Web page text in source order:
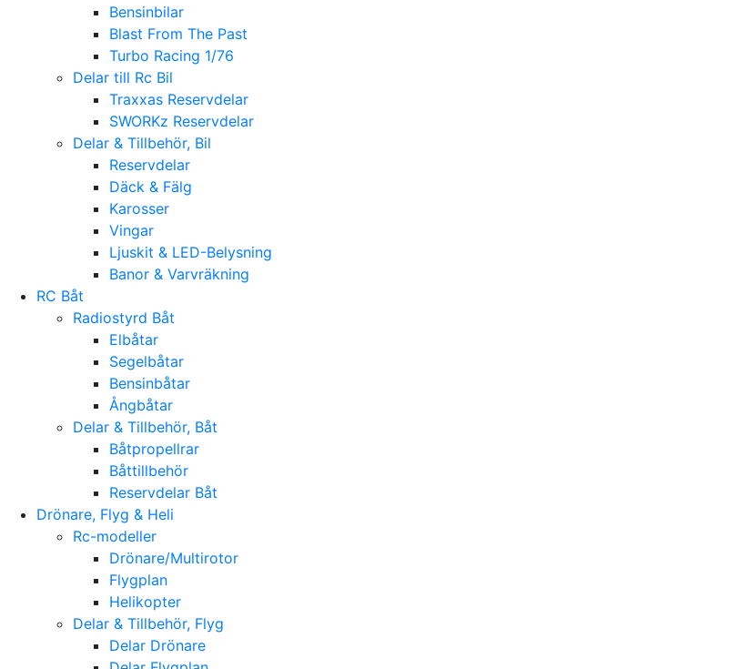
Bensinbilar
Blast From The Past
Turbo Racing 1/76
Delar till Rc Bil
Traxxas Reservdelar
SWORKz Reservdelar
Delar & Tillbehör, Bil
Reservdelar
Däck & Fälg
Karosser
Vingar
Ljuskit & LED-Belysning
Banor & Varvräkning
RC Båt
Radiostyrd Båt
Elbåtar
Segelbåtar
Bensinbåtar
Ångbåtar
Delar & Tillbehör, Båt
Båtpropellrar
Båttillbehör
Reservdelar Båt
Drönare, Flyg & Heli
Rc-modeller
Drönare/Multirotor
Flygplan
Helikopter
Delar & Tillbehör, Flyg
Delar Drönare